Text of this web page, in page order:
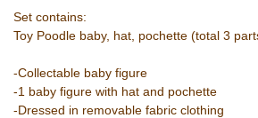
Set contains:
Toy Poodle baby, hat, pochette (total 3
-Collectable baby figure
-1 baby figure with hat and pochette
-Dressed in removable fabric clothing